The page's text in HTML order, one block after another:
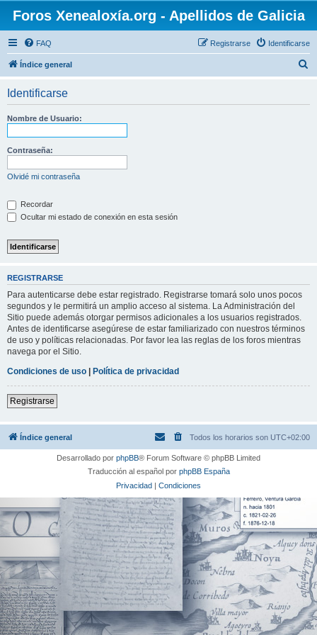
Foros Xenealoxía.org - Apellidos de Galicia
FAQ Identificarse
Registrarse
Índice general
Identificarse
Nombre de Usuario:
Contraseña:
Olvidé mi contraseña
Recordar
Ocultar mi estado de conexión en esta sesión
REGISTRARSE
Para autenticarse debe estar registrado. Registrarse tomará solo unos pocos
segundos y le permitirá un amplio acceso al sistema. La Administración del
Sitio puede además otorgar permisos adicionales a los usuarios registrados.
Antes de identificarse asegúrese de estar familiarizado con nuestros términos
de uso y políticas relacionadas. Por favor lea las reglas de los foros mientras
navega por el Sitio.
Condiciones de uso | Política de privacidad
Registrarse
Índice general Todos los horarios son UTC+02:00
Desarrollado por phpBB® Forum Software © phpBB Limited
Traducción al español por phpBB España
Privacidad | Condiciones